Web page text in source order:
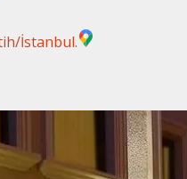
İstanbul.